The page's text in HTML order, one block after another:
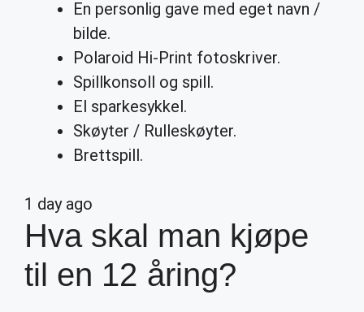
En personlig gave med eget navn /
bilde.
Polaroid Hi-Print fotoskriver.
Spillkonsoll og spill.
El sparkesykkel.
Skøyter / Rulleskøyter.
Brettspill.
1 day ago
Hva skal man kjøpe
til en 12 åring?